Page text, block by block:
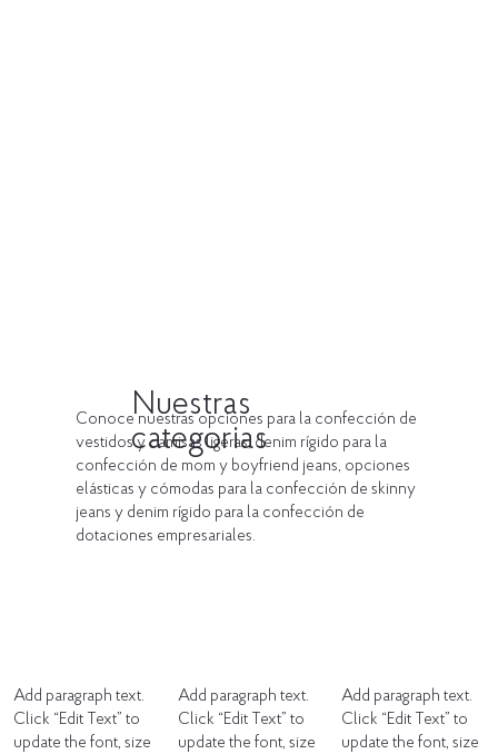
Nuestras
categorias
Conoce nuestras opciones para la confección de
vestidos y camisas ligeras, denim rígido para la
confección de mom y boyfriend jeans, opciones
elásticas y cómodas para la confección de skinny
jeans y denim rígido para la confección de
dotaciones empresariales.
Add paragraph text.
Click “Edit Text” to
update the font, size
Add paragraph text.
Click “Edit Text” to
update the font, size
Add paragraph text.
Click “Edit Text” to
update the font, size